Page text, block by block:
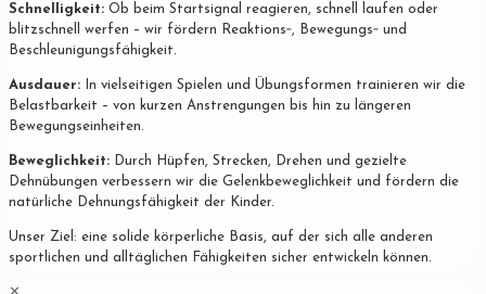
Schnelligkeit: Ob beim Startsignal reagieren, schnell laufen oder
blitzschnell werfen – wir fördern Reaktions‐, Bewegungs‐ und
Beschleunigungsfähigkeit.
Ausdauer: In vielseitigen Spielen und Übungsformen trainieren wir die
Belastbarkeit – von kurzen Anstrengungen bis hin zu längeren
Bewegungseinheiten.
Beweglichkeit: Durch Hüpfen, Strecken, Drehen und gezielte
Dehnübungen verbessern wir die Gelenkbeweglichkeit und fördern die
natürliche Dehnungsfähigkeit der Kinder.
Unser Ziel: eine solide körperliche Basis, auf der sich alle anderen
sportlichen und alltäglichen Fähigkeiten sicher entwickeln können.